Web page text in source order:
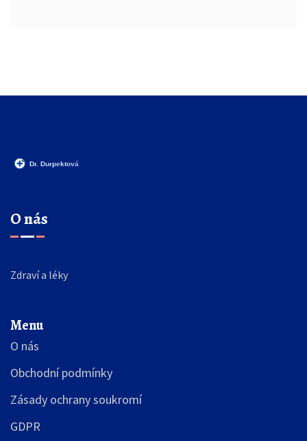
O nás
Zdraví a léky
Menu
O nás
Obchodní podmínky
Zásady ochrany soukromí
GDPR